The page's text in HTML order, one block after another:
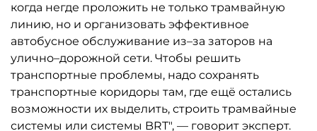
когда негде проложить не только трамвайную
линию, но и организовать эффективное
автобусное обслуживание из–за заторов на
улично–дорожной сети. Чтобы решить
транспортные проблемы, надо сохранять
транспортные коридоры там, где ещё остались
возможности их выделить, строить трамвайные
системы или системы BRT", — говорит эксперт.